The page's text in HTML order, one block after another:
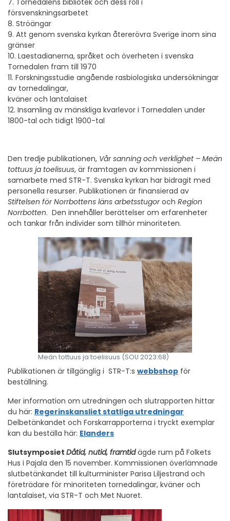
försvenskningsarbetet
8. Ströängar
9. Att genom svenska kyrkan återerövra Sverige inom sina
gränser
10. Laestadianerna, språket och överheten i svenska
Tornedalen fram till 1970
11. Forskningsstudie angående rasbiologiska undersökningar
av tornedalingar,
kväner och lantalaiset
12. Insamling av mänskliga kvarlevor i Tornedalen under
1800-tal och tidigt 1900-tal
Den tredje publikationen, Vår sanning och verklighet – Meän
tottuus ja toelisuus, är framtagen av kommissionen i
samarbete med STR-T. Svenska kyrkan har bidragit med
personella resurser. Publikationen är finansierad av
Stiftelsen för Norrbottens läns arbetsstugoroch Region
Norrbotten. Den innehåller berättelser om erfarenheter
och tankar från individer som tillhör minoriteten.
Meän tottuus ja toelisuus (SOU 2023:68)
Publikationen är tillgänglig i STR-T:s webbshop för
beställning.
Mer information om utredningen och slutrapporten hittar
du här: Regerinskansliet statliga utredningar
Delbetänkandet och Forskarrapporterna i tryckt exemplar
kan du beställa här: Elanders
Slutsymposiet Dåtid, nutid, framtid ägde rum på Folkets
Hus i Pajala den 15 november. Kommissionen överlämnade
slutbetänkandet till kulturminister Parisa Liljestrand och
företrädare för minoriteten tornedalingar, kväner och
lantalaiset, via STR-T och Met Nuoret.